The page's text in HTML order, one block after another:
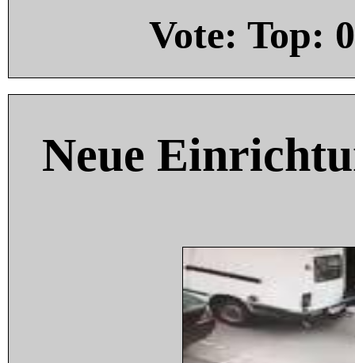
Vote: Top: 0
Neue